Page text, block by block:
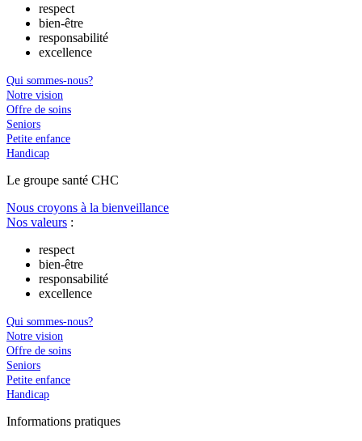
respect
bien-être
responsabilité
excellence
Qui sommes-nous?
Notre vision
Offre de soins
Seniors
Petite enfance
Handicap
Le groupe santé CHC
Nous croyons à la bienveillance
Nos valeurs :
respect
bien-être
responsabilité
excellence
Qui sommes-nous?
Notre vision
Offre de soins
Seniors
Petite enfance
Handicap
Informations pratiques